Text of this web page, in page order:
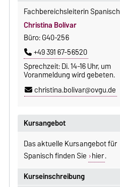
Fachbereichsleiterin Spanisch
Christina Bolívar
Büro: G40-256
+49 391 67-56520
Sprechzeit: Di. 14-16 Uhr, um
Voranmeldung wird gebeten.
christina.bolivar@ovgu.de
Kurseinschreibung
Kursangebot
Das aktuelle Kursangebot für
Spanisch finden Sie hier.